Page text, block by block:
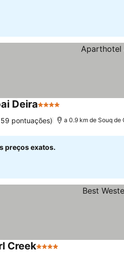
Deira4 Estrelas
pontuações) a 0.9 km de Souq de
preços exatos.
Creek4 Estrelas